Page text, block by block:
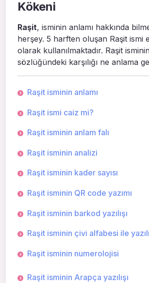
Kökeni
Raşit, isminin anlamı hakkında
herşey. 5 harften oluşan Raşit ismi
olarak kullanılmaktadır. Raşit
sözlüğündeki karşılığı ne anlama
Raşit isminin anlamı
Raşit ismi caiz mi?
Raşit isminin anlam falı
Raşit isminin analizi
Raşit isminin kader sayısı
Raşit isminin QR code yazımı
Raşit isminin barkod yazılışı
Raşit isminin çivi alfabesi ile
Raşit isminin numerolojisi
Raşit isminin Arapça yazılışı